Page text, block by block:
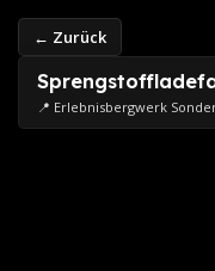
← Zurück
📍 Erlebnisbergwerk